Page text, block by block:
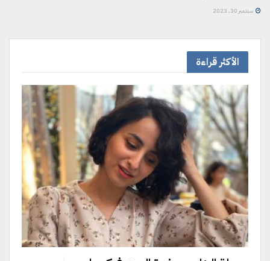
سبتمبر 30, 2023
الأكثر قراءة